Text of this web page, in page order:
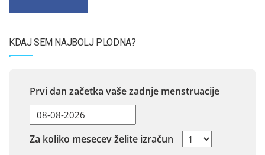
KDAJ SEM NAJBOLJ PLODNA?
Prvi dan začetka vaše zadnje menstruacije
Za koliko mesecev želite izračun